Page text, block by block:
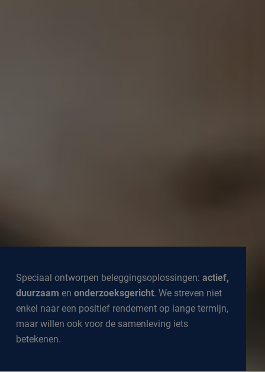
Speciaal ontworpen beleggingsoplossingen: actief,
duurzaam en onderzoeksgericht. We streven niet
enkel naar een positief rendement op lange termijn,
maar willen ook voor de samenleving iets
betekenen.